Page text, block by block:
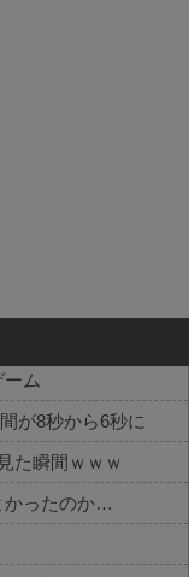
ム
が8秒から6秒に
た瞬間ｗｗｗ
かったのか…